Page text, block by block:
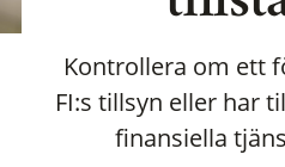
Kontrollera om ett
FI:s tillsyn eller har
finansiella